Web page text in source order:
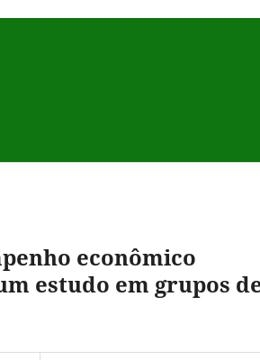
econômico
estudo em grupos